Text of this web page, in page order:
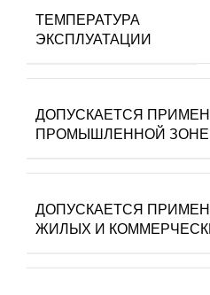
ТЕМПЕРАТУРА
ЭКСПЛУАТАЦИИ
ДОПУСКАЕТСЯ
ПРОМЫШЛЕННОЙ ЗОНЕ
ДОПУСКАЕТСЯ
ЖИЛЫХ И